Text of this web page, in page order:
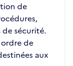
de
sécurité.
ordre de
aux